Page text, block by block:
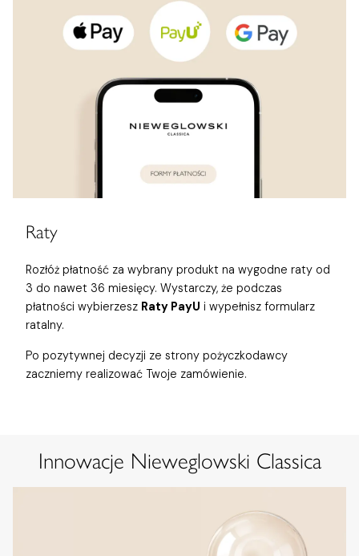
Raty
Rozłóż płatność za wybrany produkt na wygodne raty od
3 do nawet 36 miesięcy. Wystarczy, że podczas
płatności wybierzesz Raty PayU i wypełnisz formularz
ratalny.
Po pozytywnej decyzji ze strony pożyczkodawcy
zaczniemy realizować Twoje zamówienie.
Innowacje Nieweglowski Classica